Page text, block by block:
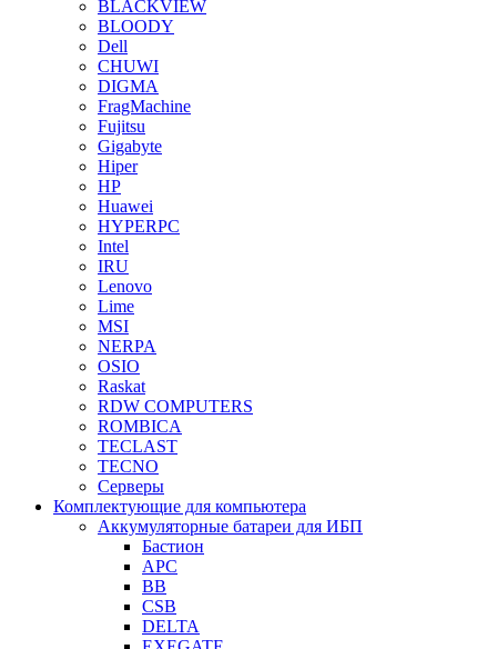
BLACKVIEW
BLOODY
Dell
CHUWI
DIGMA
FragMachine
Fujitsu
Gigabyte
Hiper
HP
Huawei
HYPERPC
Intel
IRU
Lenovo
Lime
MSI
NERPA
OSIO
Raskat
RDW COMPUTERS
ROMBICA
TECLAST
TECNO
Серверы
Комплектующие для компьютера
Аккумуляторные батареи для ИБП
Бастион
APC
BB
CSB
DELTA